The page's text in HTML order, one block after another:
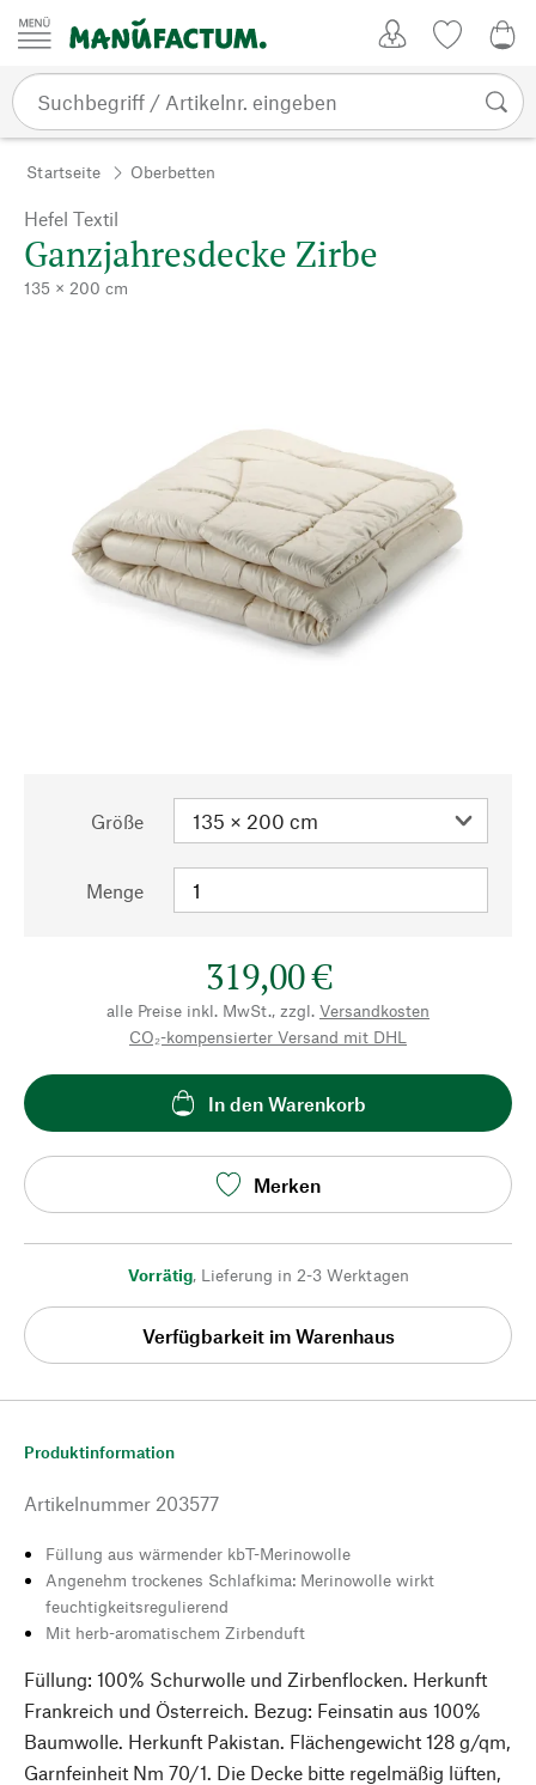
Zum Inhalt springen
Startseite Oberbetten
Hefel Textil
Ganzjahresdecke Zirbe
135 × 200 cm
Größe
Menge
319,00 €
alle Preise inkl. MwSt., zzgl. Versandkosten
CO₂-kompensierter Versand mit DHL
In den Warenkorb
Merken
Vorrätig, Lieferung in 2-3 Werktagen
Verfügbarkeit im Warenhaus
Produktinformation
Artikelnummer 203577
Füllung aus wärmender kbT-Merinowolle
Angenehm trockenes Schlafkima: Merinowolle wirkt
feuchtigkeitsregulierend
Mit herb-aromatischem Zirbenduft
Füllung: 100% Schurwolle und Zirbenflocken. Herkunft
Frankreich und Österreich. Bezug: Feinsatin aus 100%
Baumwolle. Herkunft Pakistan. Flächengewicht 128 g/qm,
Garnfeinheit Nm 70/1. Die Decke bitte regelmäßig lüften,